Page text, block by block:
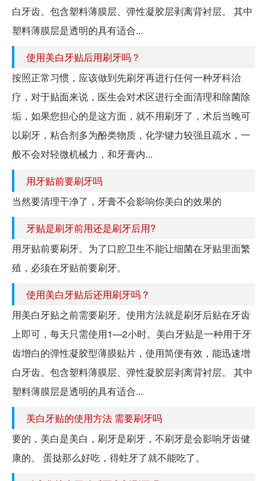
白牙齿。包含塑料薄膜层、弹性凝胶层剥离背衬层。 其中
塑料薄膜层是透明的具有适合...
使用美白牙贴后用刷牙吗？
按照正常习惯，应该做到先刷牙再进行任何一种牙科治
疗，对于贴面来说，医生会对术区进行全面清理和除菌除
垢，如果您担心的是这方面，就不用刷牙了，术后当晚可
以刷牙，粘合剂多为酚类物质，化学键力较强且疏水，一
般不会对轻微机械力，和牙膏内...
用牙贴前要刷牙吗
当然要清理干净了，牙膏不会影响你美白的效果的
牙贴是刷牙前用还是刷牙后用?
用牙贴前要刷牙。为了口腔卫生不能让细菌在牙贴里面繁
殖，必须在牙贴前要刷牙。
使用美白牙贴后还用刷牙吗？
用美白牙贴之前需要刷牙。使用方法就是刷牙后贴在牙齿
上即可，每天只需使用1—2小时。美白牙贴是一种用于牙
齿增白的弹性凝胶型薄膜贴片，使用简便有效，能迅速增
白牙齿。包含塑料薄膜层、弹性凝胶层剥离背衬层。 其中
塑料薄膜层是透明的具有适合...
美白牙贴的使用方法 需要刷牙吗
要的，美白是美白，刷牙是刷牙，不刷牙是会影响牙齿健
康的。 蛋挞那么好吃，得蛀牙了就不能吃了。